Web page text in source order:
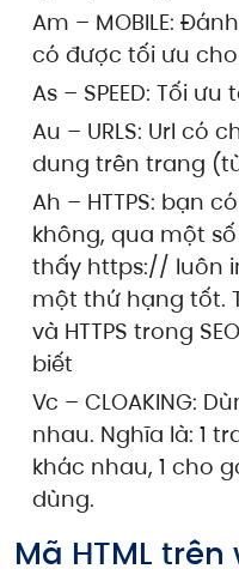
Am – MOBILE:
có được tối ưu
As – SPEED: Tối
Au – URLS: Url có
dung trên trang
Ah – HTTPS: bạn
không, qua một
thấy https:// luôn
một thứ hạng tốt.
và HTTPS trong
biết
Vc – CLOAKING:
nhau. Nghĩa là: 1
khác nhau, 1 cho
dùng.
Mã HTML trên